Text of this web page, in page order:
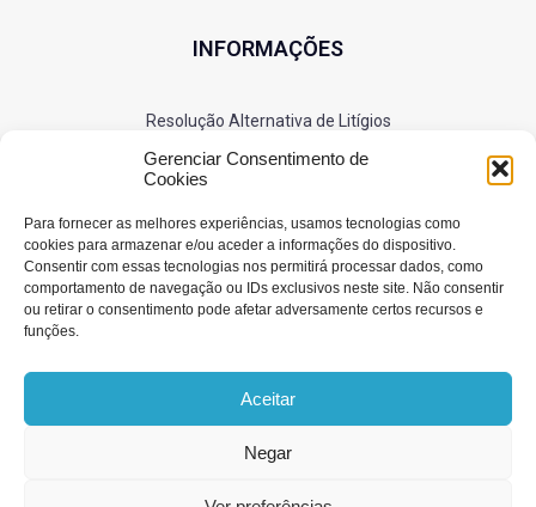
Gerenciar Consentimento de
Cookies
Para fornecer as melhores experiências, usamos tecnologias como
cookies para armazenar e/ou aceder a informações do dispositivo.
Consentir com essas tecnologias nos permitirá processar dados, como
comportamento de navegação ou IDs exclusivos neste site. Não consentir
ou retirar o consentimento pode afetar adversamente certos recursos e
funções.
Aceitar
Negar
INFORMAÇÕES
Resolução Alternativa de Litígios
Política de Privacidade
SIGA-NOS